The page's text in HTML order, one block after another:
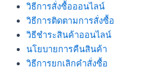
วิธีการสั่งซื้อออนไลน์
วิธีการติดตามการสั่งซื้อ
วิธีชำระสินค้าออนไลน์
นโยบายการคืนสินค้า
วิธีการยกเลิกคำสั่งซื้อ